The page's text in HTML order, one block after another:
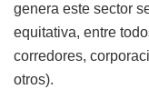
genera este sector
equitativa, entre
corredores,
otros).